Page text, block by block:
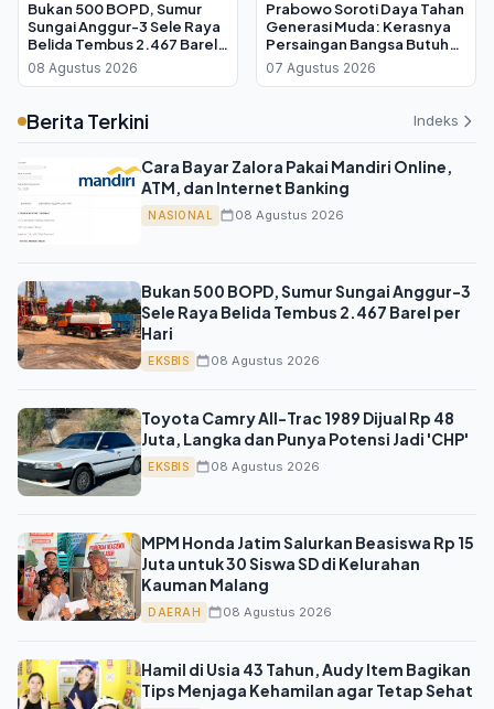
Bukan 500 BOPD, Sumur
Sungai Anggur-3 Sele Raya
Belida Tembus 2.467 Barel
per Hari
08 Agustus 2026
Prabowo Soroti Daya Tahan
Generasi Muda: Kerasnya
Persaingan Bangsa Butuh
Pemimpin yang Teruji
07 Agustus 2026
Berita Terkini Indeks
Cara Bayar Zalora Pakai Mandiri Online,
ATM, dan Internet Banking
NASIONAL 08 Agustus 2026
Bukan 500 BOPD, Sumur Sungai Anggur-3
Sele Raya Belida Tembus 2.467 Barel per
Hari
EKSBIS 08 Agustus 2026
Toyota Camry All-Trac 1989 Dijual Rp 48
Juta, Langka dan Punya Potensi Jadi 'CHP'
EKSBIS 08 Agustus 2026
MPM Honda Jatim Salurkan Beasiswa Rp 15
Juta untuk 30 Siswa SD di Kelurahan
Kauman Malang
DAERAH 08 Agustus 2026
Hamil di Usia 43 Tahun, Audy Item Bagikan
Tips Menjaga Kehamilan agar Tetap Sehat